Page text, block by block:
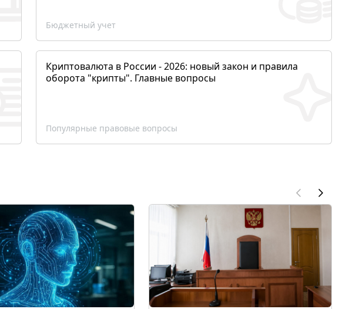
Бюджетный учет
Криптовалюта в России - 2026: новый закон и правила
оборота "крипты". Главные вопросы
Популярные правовые вопросы